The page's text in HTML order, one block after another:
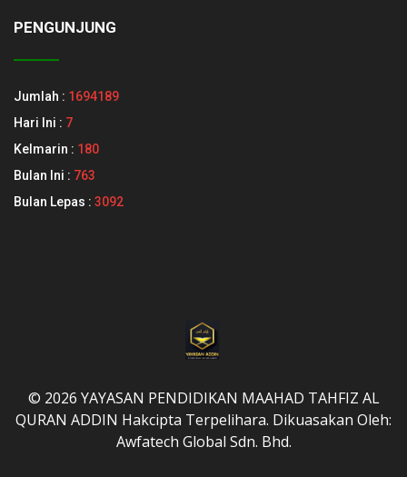
PENGUNJUNG
Jumlah : 1694189
Hari Ini : 7
Kelmarin : 180
Bulan Ini : 763
Bulan Lepas : 3092
© 2026 YAYASAN PENDIDIKAN MAAHAD TAHFIZ AL
QURAN ADDIN Hakcipta Terpelihara. Dikuasakan Oleh:
Awfatech Global Sdn. Bhd.